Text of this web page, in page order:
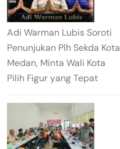
Adi Warman Lubis Soroti
Penunjukan Plh Sekda Kota
Medan, Minta Wali Kota
Pilih Figur yang Tepat